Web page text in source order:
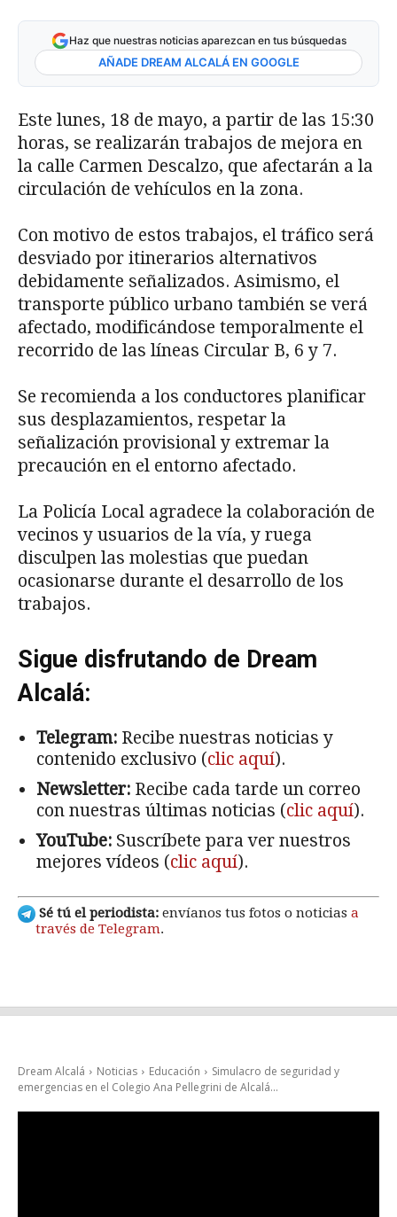
Haz que nuestras noticias aparezcan en tus búsquedas
AÑADE DREAM ALCALÁ EN GOOGLE
Este lunes, 18 de mayo, a partir de las 15:30
horas, se realizarán trabajos de mejora en
la calle Carmen Descalzo, que afectarán a la
circulación de vehículos en la zona.
Con motivo de estos trabajos, el tráfico será
desviado por itinerarios alternativos
debidamente señalizados. Asimismo, el
transporte público urbano también se verá
afectado, modificándose temporalmente el
recorrido de las líneas Circular B, 6 y 7.
Se recomienda a los conductores planificar
sus desplazamientos, respetar la
señalización provisional y extremar la
precaución en el entorno afectado.
La Policía Local agradece la colaboración de
vecinos y usuarios de la vía, y ruega
disculpen las molestias que puedan
ocasionarse durante el desarrollo de los
trabajos.
Sigue disfrutando de Dream
Alcalá:
Telegram: Recibe nuestras noticias y
contenido exclusivo (clic aquí).
Newsletter: Recibe cada tarde un correo
con nuestras últimas noticias (clic aquí).
YouTube: Suscríbete para ver nuestros
mejores vídeos (clic aquí).
Sé tú el periodista: envíanos tus fotos o noticias a
través de Telegram.